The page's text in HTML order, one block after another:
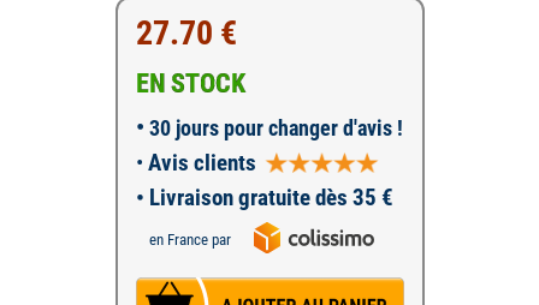
27.70 €
EN STOCK
• 30 jours pour changer d'avis !
• Avis clients
• Livraison gratuite dès 35 €
en France par